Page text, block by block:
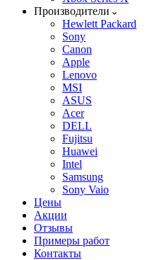
Производители
Hewlett Packard
Sony
Canon
Apple
Lenovo
MSI
ASUS
Acer
DELL
Fujitsu
Huawei
Intel
Samsung
Sony Vaio
Цены
Акции
Отзывы
Примеры работ
Контакты